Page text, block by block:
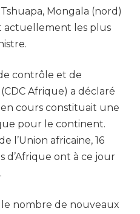
Mongala (nord)
actuellement les plus
contrôle et de
Afrique) a déclaré
cours constituait une
pour le continent.
l’Union africaine, 16
d’Afrique ont à ce jour
nombre de nouveaux